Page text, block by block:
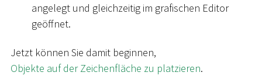
angelegt und gleichzeitig im grafischen Editor
geöffnet.
Jetzt können Sie damit beginnen,
Objekte auf der Zeichenfläche zu platzieren.